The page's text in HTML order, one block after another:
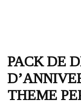
PACK DE
THEME